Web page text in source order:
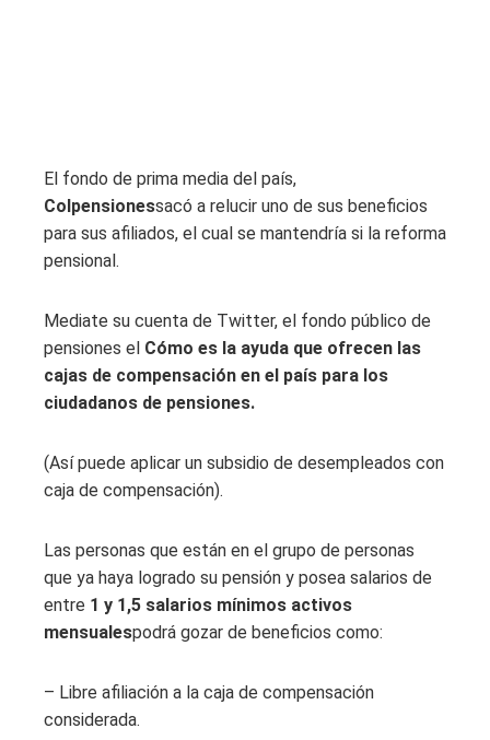
El fondo de prima media del país,
Colpensionessacó a relucir uno de sus beneficios
para sus afiliados, el cual se mantendría si la reforma
pensional.
Mediate su cuenta de Twitter, el fondo público de
pensiones el Cómo es la ayuda que ofrecen las
cajas de compensación en el país para los
ciudadanos de pensiones.
(Así puede aplicar un subsidio de desempleados con
caja de compensación).
Las personas que están en el grupo de personas
que ya haya logrado su pensión y posea salarios de
entre 1 y 1,5 salarios mínimos activos
mensualespodrá gozar de beneficios como:
– Libre afiliación a la caja de compensación
considerada.